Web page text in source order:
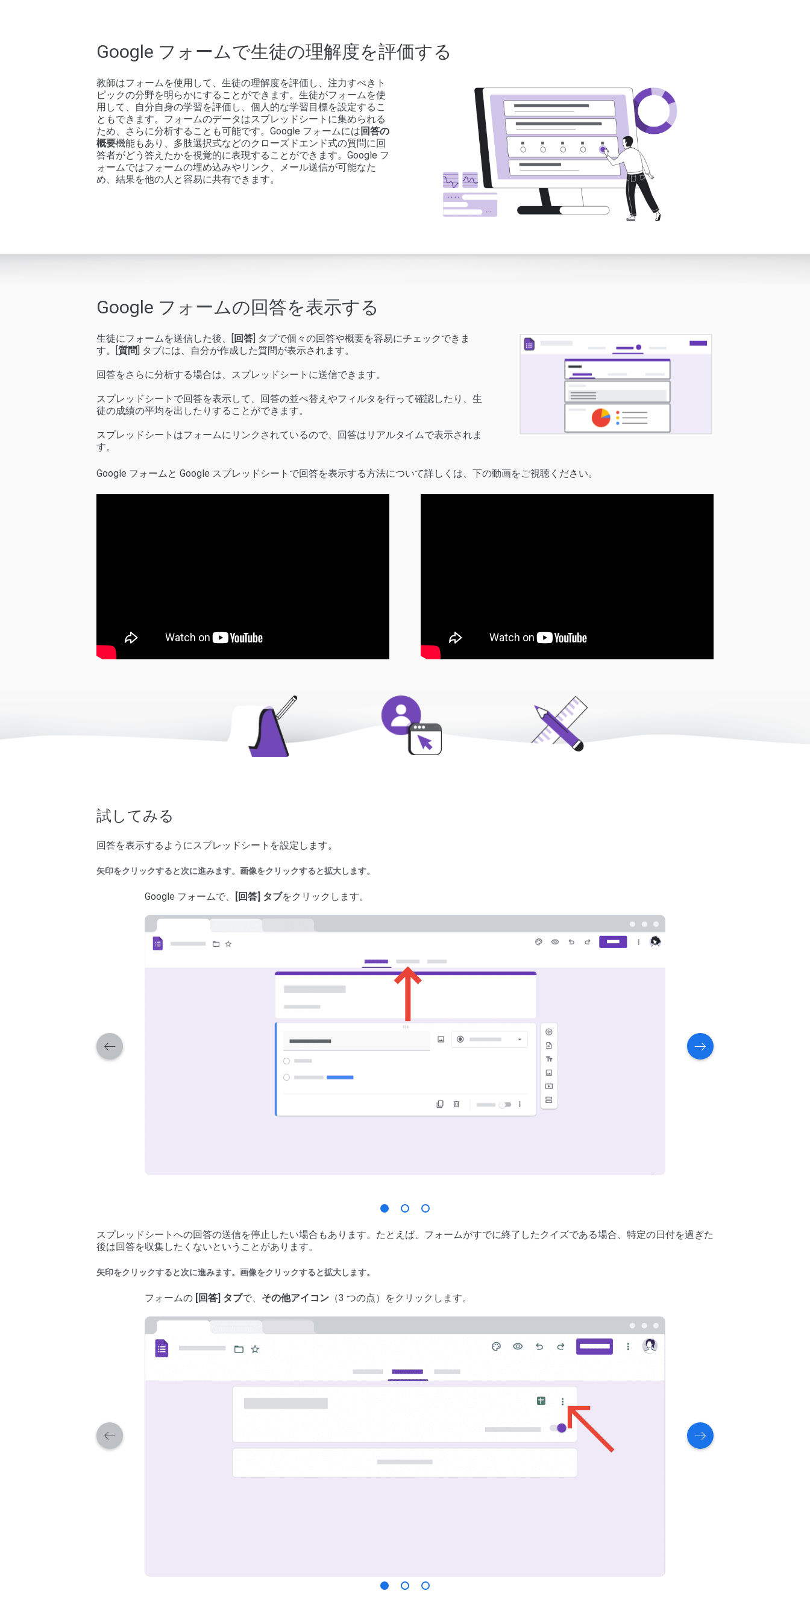
Google フォームで生徒の理解度を評価する
教師はフォームを使用して、生徒の理解度を評価し、注力すべきト
ピックの分野を明らかにすることができます。生徒がフォームを使
用して、自分自身の学習を評価し、個人的な学習目標を設定するこ
ともできます。フォームのデータはスプレッドシートに集められる
ため、さらに分析することも可能です。Google フォームには 回答の
概要機能もあり、多肢選択式などのクローズドエンド式の質問に回
答者がどう答えたかを視覚的に表現することができます。Google フ
ォームではフォームの埋め込みやリンク、メール送信が可能なた
め、結果を他の人と容易に共有できます。
Google フォームの回答を表示する
生徒にフォームを送信した後、[ 回答 ] タブで個々の回答や概要を容易にチェックできま
す。[ 質問 ] タブには、自分が作成した質問が表示されます。
回答をさらに分析する場合は、スプレッドシートに送信できます。
スプレッドシートで回答を表示して、回答の並べ替えやフィルタを行って確認したり、生
徒の成績の平均を出したりすることができます。
スプレッドシートはフォームにリンクされているので、回答はリアルタイムで表示されま
す。
Google フォームと Google スプレッドシートで回答を表示する方法について詳しくは、下の動画をご視聴ください。
試してみる
回答を表示するようにスプレッドシートを設定します。
矢印をクリックすると次に進みます。画像をクリックすると拡大します。
Google フォームで、 [回答] タブをクリックします。
スプレッドシートへの回答の送信を停止したい場合もあります。たとえば、フォームがすでに終了したクイズである場合、特定の日付を過ぎた
後は回答を収集したくないということがあります。
矢印をクリックすると次に進みます。画像をクリックすると拡大します。
フォームの [回答] タブで、 その他アイコン （3 つの点）をクリックします。